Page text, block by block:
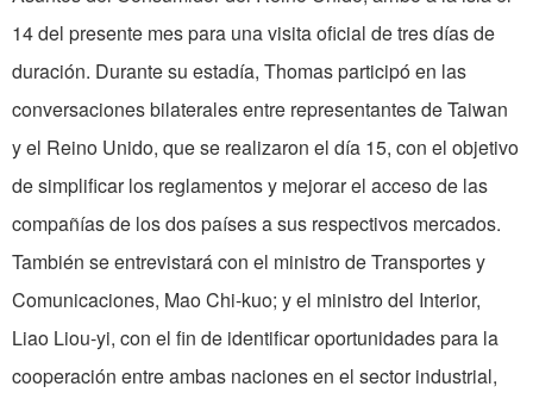
14 del presente mes para una visita oficial de tres días de
duración. Durante su estadía, Thomas participó en las
conversaciones bilaterales entre representantes de Taiwan
y el Reino Unido, que se realizaron el día 15, con el objetivo
de simplificar los reglamentos y mejorar el acceso de las
compañías de los dos países a sus respectivos mercados.
También se entrevistará con el ministro de Transportes y
Comunicaciones, Mao Chi-kuo; y el ministro del Interior,
Liao Liou-yi, con el fin de identificar oportunidades para la
cooperación entre ambas naciones en el sector industrial,